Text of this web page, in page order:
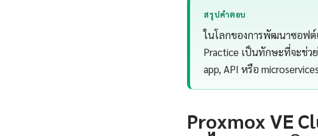
สรุปคำตอบ
ในโลกของการพัฒนาซอฟต์
Practice เป็นทักษะที่จะช่ว
app, API หรือ microservices
Proxmox VE